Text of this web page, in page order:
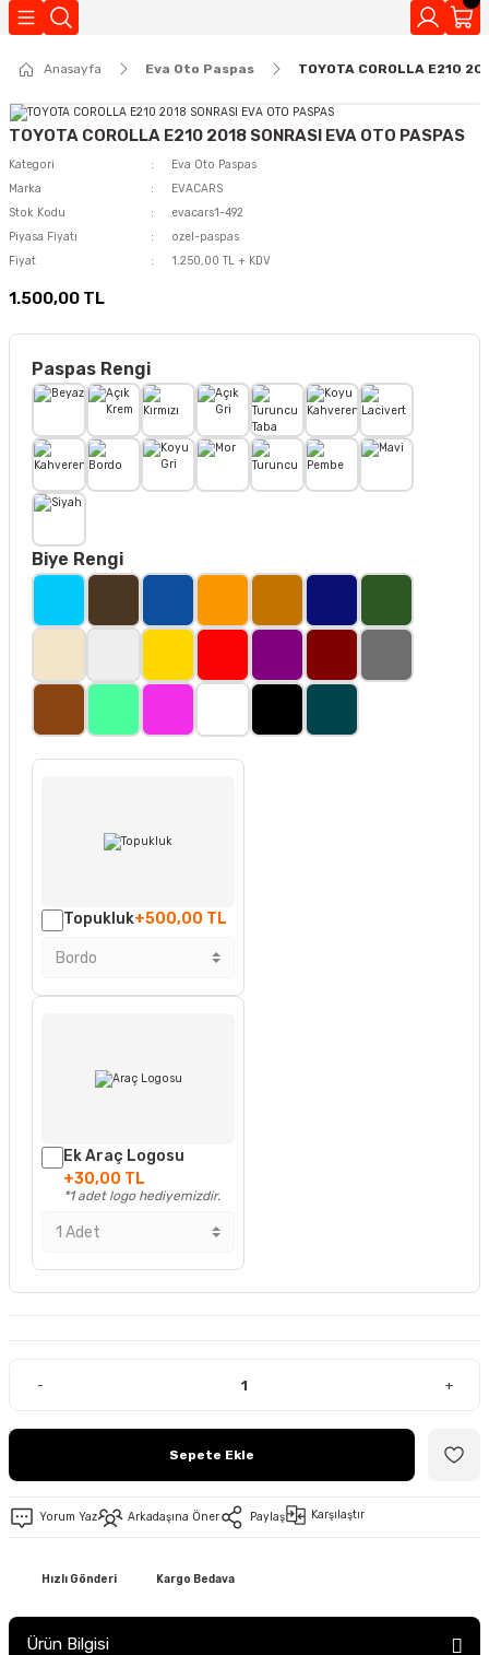
Anasayfa Eva Oto Paspas TOYOTA COROLLA E210
TOYOTA COROLLA E210 2018 SONRASI EVA OTO PASPAS
Kategori
Eva Oto Paspas
Marka
EVACARS
Stok Kodu
evacars1-492
Piyasa Fiyatı
ozel-paspas
Fiyat
1.250,00 TL + KDV
1.500,00 TL
Paspas Rengi
Biye Rengi
Topukluk+500,00 TL
Ek Araç Logosu
+30,00 TL
*1 adet logo hediyemizdir.
- +
Sepete Ekle
Yorum Yaz Arkadaşına Öner Paylaş Karşılaştır
Hızlı Gönderi Kargo Bedava
Ürün Bilgisi